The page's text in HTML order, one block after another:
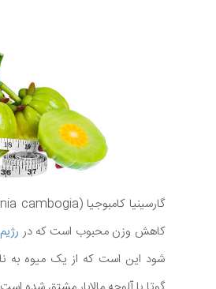
کاهش وزن محبوب است که در
شود این است که از یک میوه به